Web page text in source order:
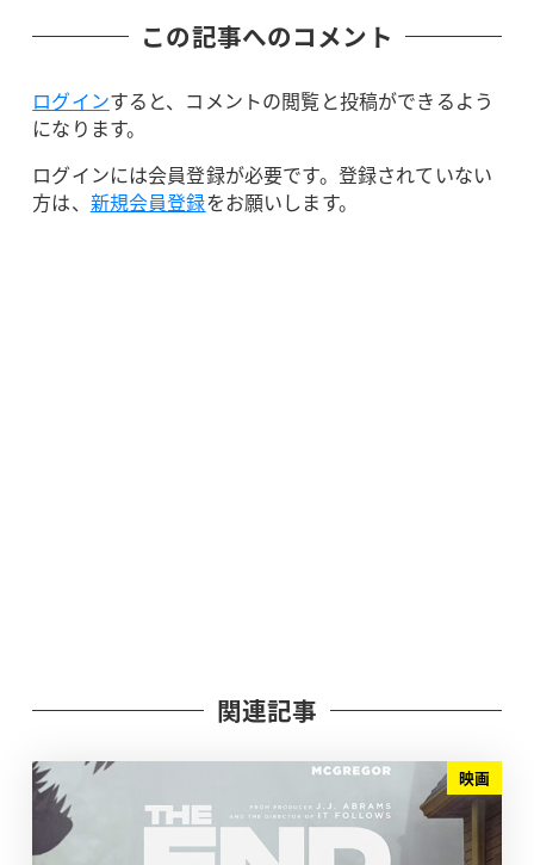
この記事へのコメント
ログインすると、コメントの閲覧と投稿ができるよう
になります。
ログインには会員登録が必要です。登録されていない
方は、 新規会員登録をお願いします。
関連記事
映画